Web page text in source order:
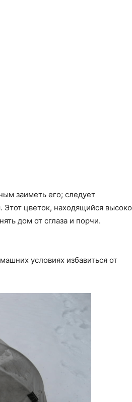
заиметь его; следует
Этот цветок, находящийся высоко
дом от сглаза и порчи.
условиях избавиться от